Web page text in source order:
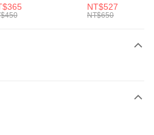
再付款。
上)免運費
男女 短統襪
BA5871010
NT$527
NT$650